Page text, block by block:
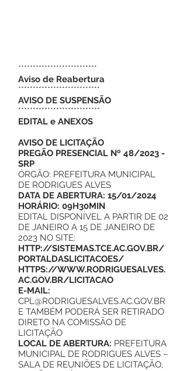
***************************
Aviso de Reabertura
****************************
AVISO DE SUSPENSÃO
****************************
EDITAL e ANEXOS
AVISO DE LICITAÇÃO
PREGÃO PRESENCIAL Nº 48/2023 -
SRP
ÓRGÃO: PREFEITURA MUNICIPAL
DE RODRIGUES ALVES
DATA DE ABERTURA: 15/01/2024
HORÁRIO: 09H30MIN
EDITAL DISPONÍVEL A PARTIR DE 02
DE JANEIRO A 15 DE JANEIRO DE
2023 NO SITE:
HTTP://SISTEMAS.TCE.AC.GOV.BR/
PORTALDASLICITACOES/
HTTPS://WWW.RODRIGUESALVES.
AC.GOV.BR/LICITACAO
E-MAIL:
CPL@RODRIGUESALVES.AC.GOV.BR
E TAMBÉM PODERÁ SER RETIRADO
DIRETO NA COMISSÃO DE
LICITAÇÃO
LOCAL DE ABERTURA: PREFEITURA
MUNICIPAL DE RODRIGUES ALVES –
SALA DE REUNIÕES DE LICITAÇÃO,